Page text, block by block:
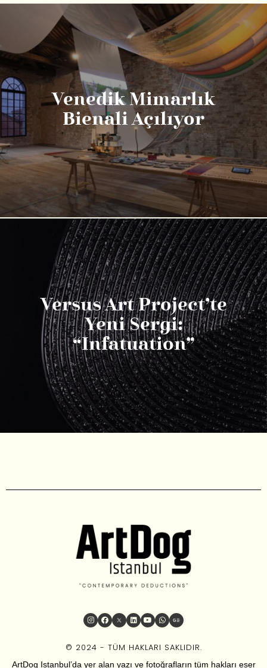
Venedik Mimarlık
Bienali Açılıyor
Versus Art Project’te
Yeni Sergi:
“Infatuation”
© 2024 - TÜM HAKLARI SAKLIDIR.
ArtDog Istanbul’da yer alan yazı ve fotoğrafların tüm hakları eser